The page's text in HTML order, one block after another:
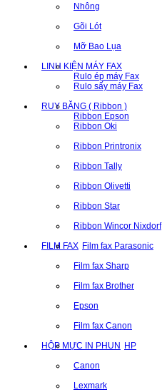
Nhông
Gõi Lót
Mỡ Bao Lụa
LINH KIỆN MÁY FAX
Rulo ép máy Fax
Rulo sấy máy Fax
RUY BĂNG ( Ribbon )
Ribbon Epson
Ribbon Oki
Ribbon Printronix
Ribbon Tally
Ribbon Olivetti
Ribbon Star
Ribbon Wincor Nixdorf
FILM FAX Film fax Parasonic
Film fax Sharp
Film fax Brother
Epson
Film fax Canon
HỘP MỰC IN PHUN HP
Canon
Lexmark